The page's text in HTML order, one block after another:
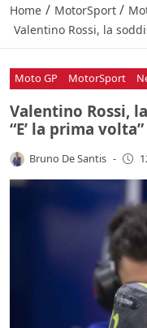
Home / MotorSport /
Valentino Rossi, la
Moto GP MotorSport
Valentino Rossi,
“E’ la prima volta”
Bruno De Santis -